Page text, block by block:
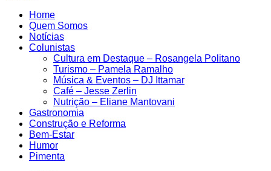
Home
Quem Somos
Notícias
Colunistas
Cultura em Destaque – Rosangela Politano
Turismo – Pamela Ramalho
Música & Eventos – DJ Ittamar
Café – Jesse Zerlin
Nutrição – Eliane Mantovani
Gastronomia
Construção e Reforma
Bem-Estar
Humor
Pimenta